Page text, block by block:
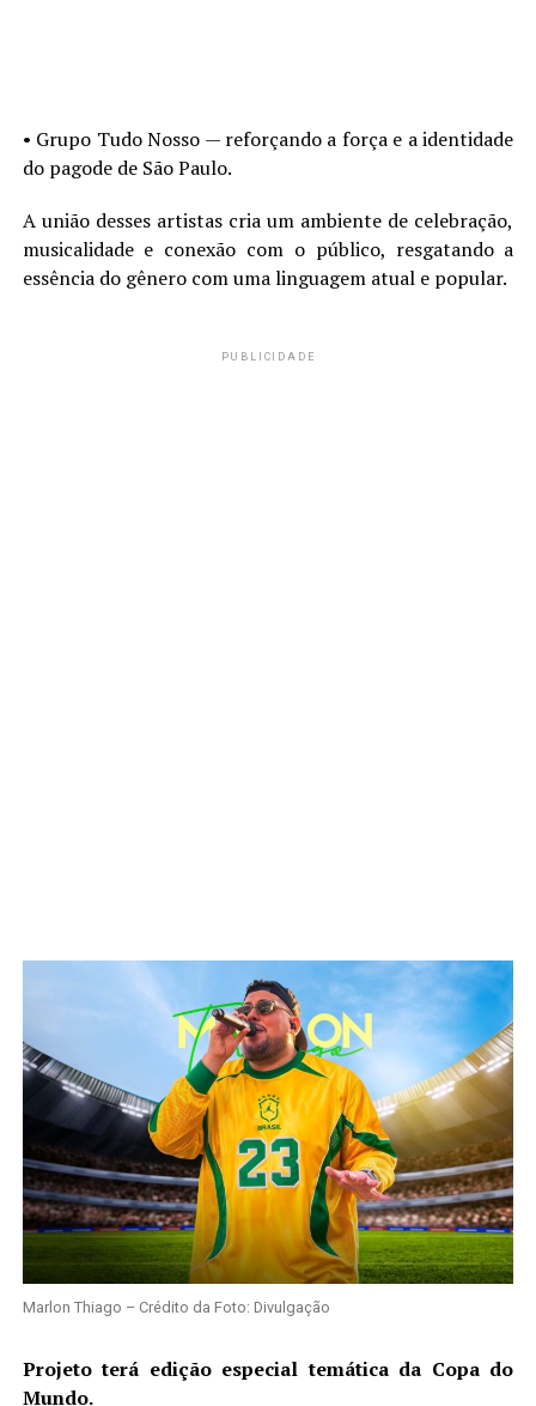
•⁠ ⁠Grupo Tudo Nosso — reforçando a força e a identidade
do pagode de São Paulo.
A união desses artistas cria um ambiente de celebração,
musicalidade e conexão com o público, resgatando a
essência do gênero com uma linguagem atual e popular.
PUBLICIDADE
Marlon Thiago – Crédito da Foto: Divulgação
Projeto terá edição especial temática da Copa do
Mundo.